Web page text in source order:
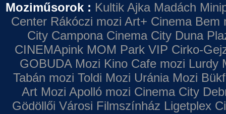
Moziműsorok : Kultik Ajka Madách
Center Rákóczi mozi Art+ Cinema Bem
City Campona Cinema City Duna
CINEMApink MOM Park VIP Cirko-
GOBUDA Mozi Kino Cafe mozi Lurdy
Tabán mozi Toldi Mozi Uránia Mozi
Art Mozi Apolló mozi Cinema City
Gödöllői Városi Filmszínház Ligetplex